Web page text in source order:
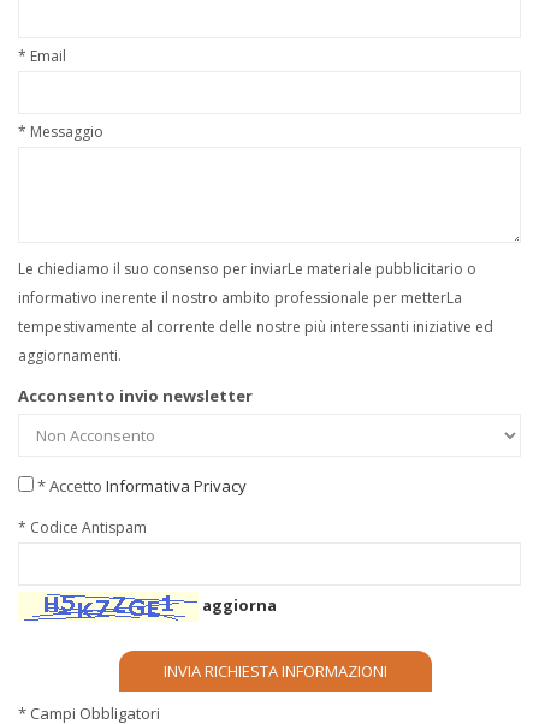
* Email
* Messaggio
Le chiediamo il suo consenso per inviarLe materiale pubblicitario o
informativo inerente il nostro ambito professionale per metterLa
tempestivamente al corrente delle nostre più interessanti iniziative ed
aggiornamenti.
Acconsento invio newsletter
* Accetto Informativa Privacy
* Codice Antispam
aggiorna
* Campi Obbligatori